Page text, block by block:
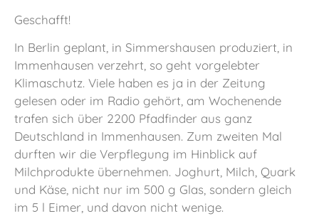
Geschafft!
In Berlin geplant, in Simmershausen produziert, in
Immenhausen verzehrt, so geht vorgelebter
Klimaschutz. Viele haben es ja in der Zeitung
gelesen oder im Radio gehört, am Wochenende
trafen sich über 2200 Pfadfinder aus ganz
Deutschland in Immenhausen. Zum zweiten Mal
durften wir die Verpflegung im Hinblick auf
Milchprodukte übernehmen. Joghurt, Milch, Quark
und Käse, nicht nur im 500 g Glas, sondern gleich
im 5 l Eimer, und davon nicht wenige.